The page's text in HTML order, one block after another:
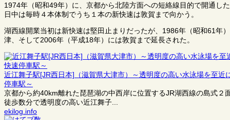
1974年（昭和49年）に、京都から北陸方面への短絡線目的で開通し
日中は毎時４本体制でうち１本の新快速は敦賀まで向かう。
湖西線開業当初は新快速は堅田止まりだったが、1986年（昭和61年
津、そして2006年（平成18年）には敦賀まで延長された。
近江舞子駅[JR西日本]（滋賀県大津市）～透明度の高い水泳場を至
停車駅～
京都から約40km離れた琵琶湖の中西岸に位置するJR湖西線の島式２
徒歩数分で透明度の高い近江舞子...
ekilog.info